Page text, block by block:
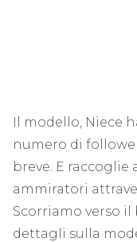
Il modello, Niece
numero di
breve. E
ammiratori
Scorriamo verso
dettagli sulla